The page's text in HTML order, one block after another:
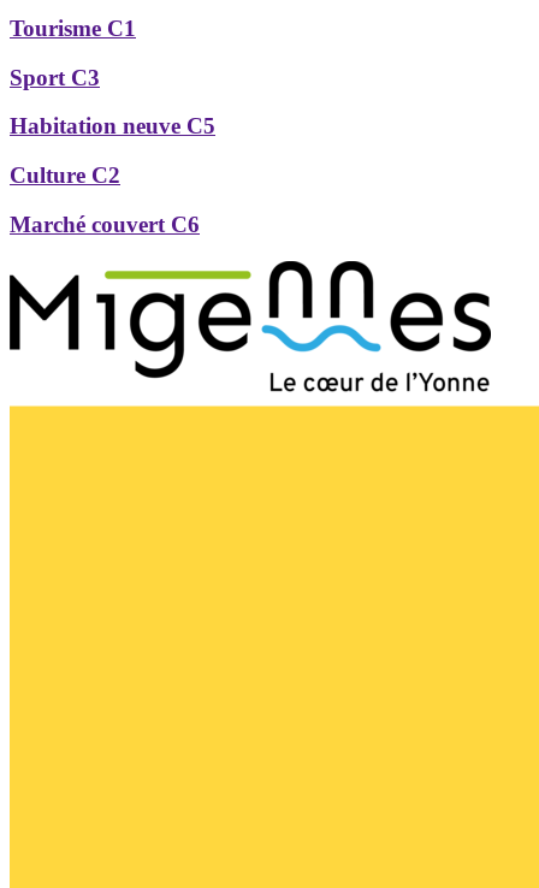
Tourisme C1
Sport C3
Habitation neuve C5
Culture C2
Marché couvert C6
Précédent
Suivant